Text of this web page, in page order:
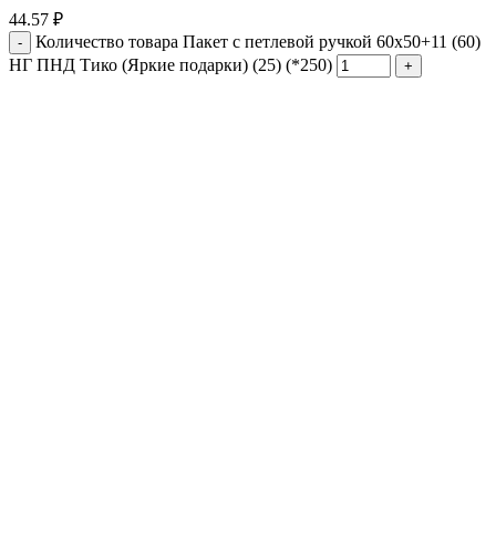
44.57 ₽
Количество товара Пакет с петлевой ручкой 60x50+11 (60)
НГ ПНД Тико (Яркие подарки) (25) (*250)